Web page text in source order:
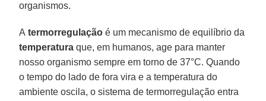
organismos.
A termorregulação é um mecanismo de equilíbrio da
temperatura que, em humanos, age para manter
nosso organismo sempre em torno de 37°C. Quando
o tempo do lado de fora vira e a temperatura do
ambiente oscila, o sistema de termorregulação entra